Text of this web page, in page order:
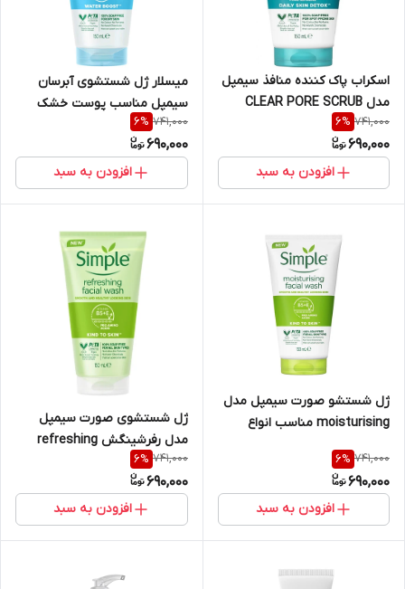
اسکراب پاک کننده منافذ سیمپل
مدل CLEAR PORE SCRUB
اورجینال حجم ۱۵۰ میل
741,000
6%
690,000
افزودن به سبد
میسلار ژل شستشوی آبرسان
سیمپل مناسب پوست خشک
Gel Wash
741,000
6%
690,000
افزودن به سبد
ژل شستشو صورت سیمپل مدل
moisturising مناسب انواع
لهستان
741,000
6%
690,000
افزودن به سبد
ژل شستشوی صورت سیمپل
مدل رفرشینگش refreshing
مناسب انواع پوست | حجم 150ml
741,000
6%
690,000
افزودن به سبد